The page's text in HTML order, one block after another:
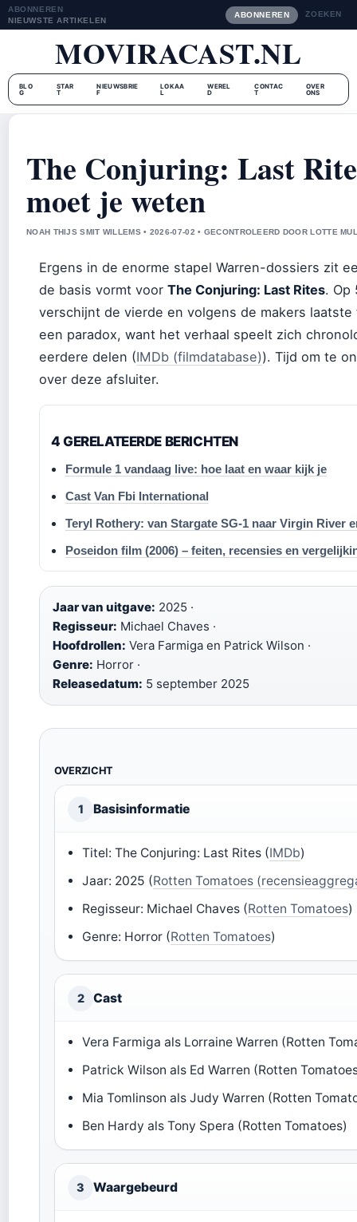
ABONNEREN
NIEUWSTE ARTIKELEN
ABONNEREN ZOEKEN
MOVIRACAST.NL
BLO
G
STAR
T
NIEUWSBRIE
F
LOKAA
L
WEREL
D
CONTAC
T
OVER
ONS
The Conjuring: Last
moet je weten
NOAH THIJS SMIT WILLEMS • 2026-07-02 • GECONTROLEERD DOOR LOTTE
Ergens in de enorme stapel Warren-dossiers zit
de basis vormt voor The Conjuring: Last Rites. Op
verschijnt de vierde en volgens de makers
een paradox, want het verhaal speelt zich
eerdere delen (IMDb (filmdatabase)). Tijd om te
over deze afsluiter.
4 GERELATEERDE BERICHTEN
Formule 1 vandaag live: hoe laat en waar kijk je
Cast Van Fbi International
Teryl Rothery: van Stargate SG-1 naar Virgin River
Poseidon film (2006) – feiten, recensies en
Jaar van uitgave: 2025 ·
Regisseur: Michael Chaves ·
Hoofdrollen: Vera Farmiga en Patrick Wilson ·
Genre: Horror ·
Releasedatum: 5 september 2025
OVERZICHT
1 Basisinformatie
Titel: The Conjuring: Last Rites (IMDb)
Jaar: 2025 (Rotten Tomatoes
Regisseur: Michael Chaves (Rotten Tomatoes)
Genre: Horror (Rotten Tomatoes)
2 Cast
Vera Farmiga als Lorraine Warren (Rotten
Patrick Wilson als Ed Warren (Rotten
Mia Tomlinson als Judy Warren (Rotten
Ben Hardy als Tony Spera (Rotten Tomatoes)
3 Waargebeurd